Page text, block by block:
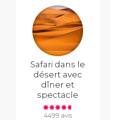
Safari dans le
désert avec
dîner et
spectacle
4499 avis